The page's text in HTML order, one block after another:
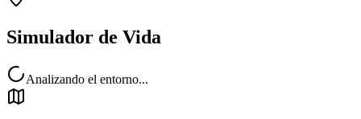
Simulador de Vida
Analizando el entorno...